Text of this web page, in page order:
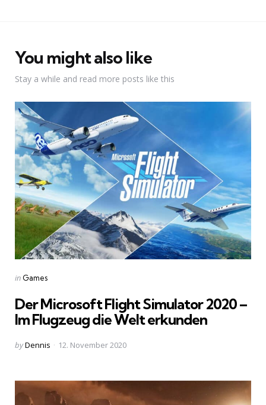
You might also like
Stay a while and read more posts like this
Categories
Posted
in Games
Der Microsoft Flight Simulator 2020 –
Im Flugzeug die Welt erkunden
Posted
byDennis 12. November 2020